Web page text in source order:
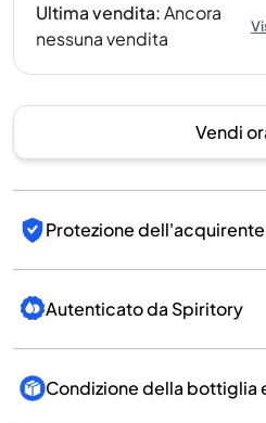
Ultima vendita:Ancora
nessuna vendita
Vendi
Protezione
Autenticato da Spiritory
Condizione della bottiglia